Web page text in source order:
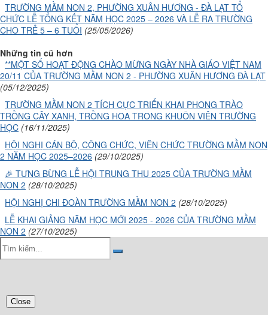
TRƯỜNG MẦM NON 2, PHƯỜNG XUÂN HƯƠNG - ĐÀ LẠT TỔ
CHỨC LỄ TỔNG KẾT NĂM HỌC 2025 – 2026 VÀ LỄ RA TRƯỜNG
CHO TRẺ 5 – 6 TUỔI (25/05/2026)
Những tin cũ hơn
**MỘT SỐ HOẠT ĐỘNG CHÀO MỪNG NGÀY NHÀ GIÁO VIỆT NAM
20/11 CỦA TRƯỜNG MẦM NON 2 - PHƯỜNG XUÂN HƯƠNG ĐÀ LẠT
(05/12/2025)
TRƯỜNG MẦM NON 2 TÍCH CỰC TRIỂN KHAI PHONG TRÀO
TRỒNG CÂY XANH, TRỒNG HOA TRONG KHUÔN VIÊN TRƯỜNG
HỌC (16/11/2025)
HỘI NGHỊ CÁN BỘ, CÔNG CHỨC, VIÊN CHỨC TRƯỜNG MẦM NON
2 NĂM HỌC 2025–2026 (29/10/2025)
🎉 TƯNG BỪNG LỄ HỘI TRUNG THU 2025 CỦA TRƯỜNG MẦM
NON 2 (28/10/2025)
HỘI NGHỊ CHI ĐOÀN TRƯỜNG MẦM NON 2 (28/10/2025)
LỄ KHAI GIẢNG NĂM HỌC MỚI 2025 - 2026 CỦA TRƯỜNG MẦM
NON 2 (27/10/2025)
Close